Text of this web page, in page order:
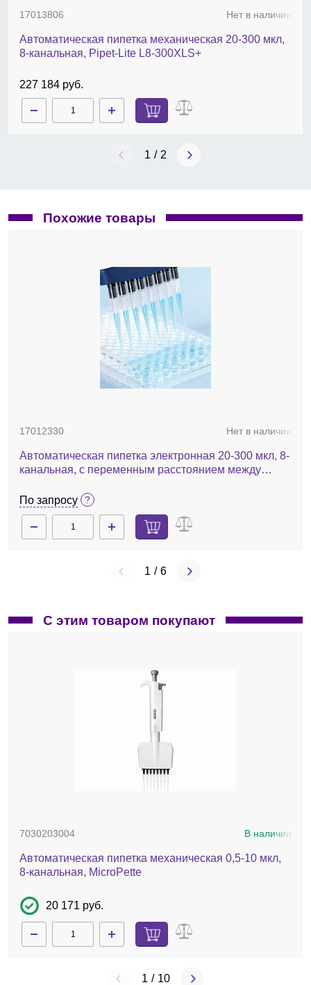
17013806 Нет в наличии
Автоматическая пипетка механическая 20-300 мкл,
8-канальная, Pipet-Lite L8-300XLS+
227 184 руб.
1 / 2
Похожие товары
17012330 Нет в наличии
Автоматическая пипетка электронная 20-300 мкл, 8-
канальная, с переменным расстоянием между
По запросу
1 / 6
С этим товаром покупают
7030203004 В наличии
Автоматическая пипетка механическая 0,5-10 мкл,
8-канальная, MicroPette
20 171 руб.
1 / 10